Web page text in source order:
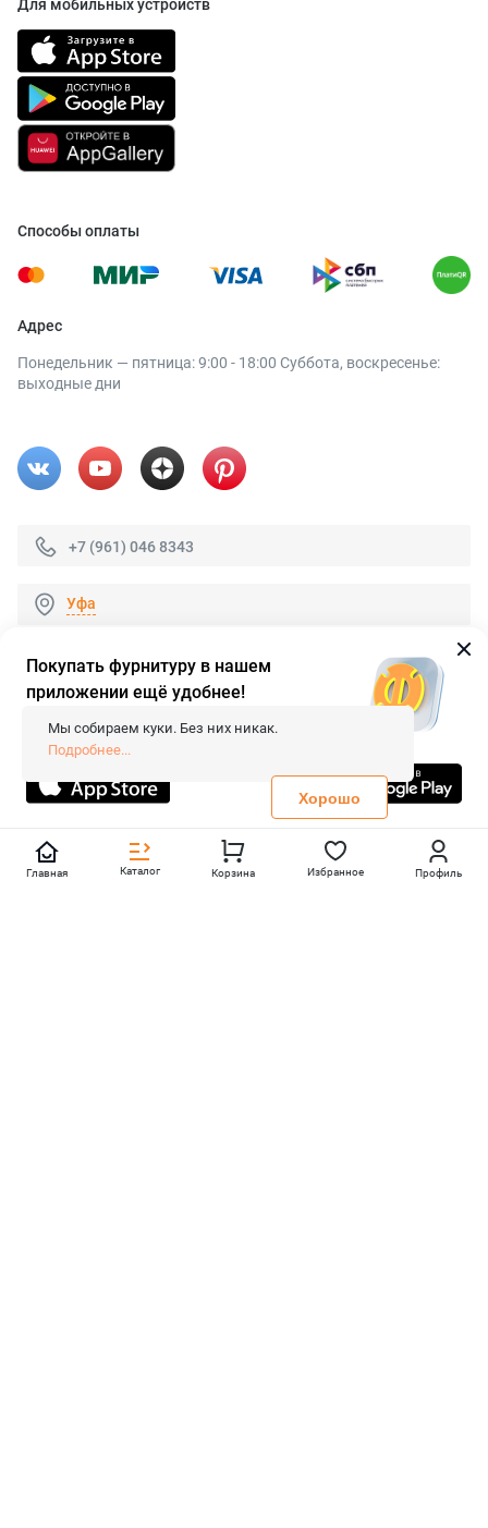
Для мобильных устройств
Способы оплаты
Адрес
Понедельник — пятница: 9:00 - 18:00 Суббота, воскресенье:
выходные дни
+7 (961) 046 8343
Уфа
© 2026 «FieraShop.ru»
Сопровождение сайта
- Вебформат.
Все права защищены.
Не является публичной офертой
Политика конфиденциальности
Главная Каталог Корзина Избранное Профиль
Покупать фурнитуру в нашем
приложении ещё удобнее!
Мы собираем куки. Без них никак.
Подробнее...
Хорошо